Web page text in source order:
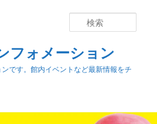
フォメーション
です。館内イベントなど最新情報をチ
索